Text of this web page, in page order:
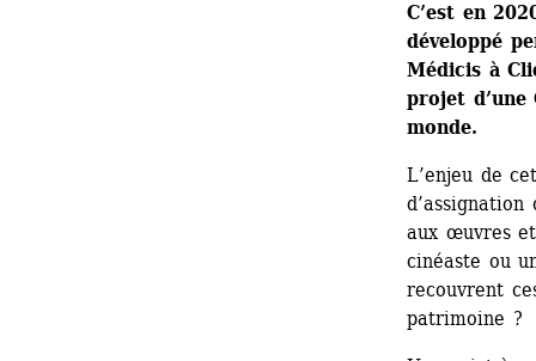
C’est en
développé
Médicis à
projet d’une
monde.
L’enjeu de
aux œuvres
cinéaste ou
recouvrent
patrimoine ?